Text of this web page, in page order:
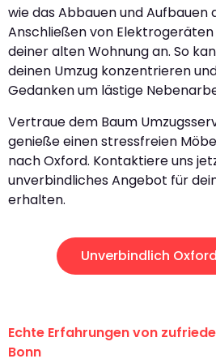
wie das Abbauen und Aufbauen
Anschließen von Elektrogeräten
deiner alten Wohnung an. So
deinen Umzug konzentrieren
Gedanken um lästige
Vertraue dem Baum
genieße einen stressfreien
nach Oxford. Kontaktiere uns
unverbindliches Angebot für
erhalten.
Unverbindlich
Echte Erfahrungen von
Bonn